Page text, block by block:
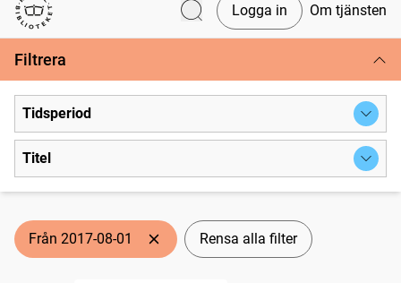
Svenska tidningar
Logga in Om tjänsten
Filtrera
Tidsperiod
Titel
Från 2017-08-01 Rensa alla filter